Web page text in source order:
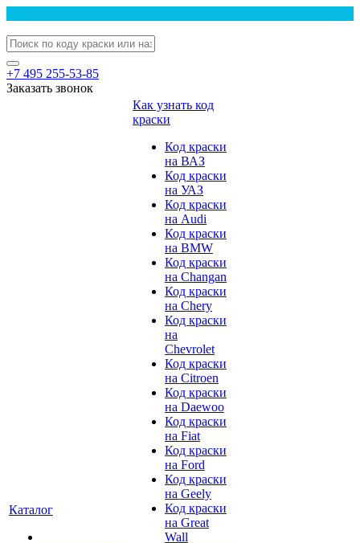
+7 495 255-53-85
Заказать звонок
Каталог
Как узнать код
краски
Код краски
на ВАЗ
Код краски
на УАЗ
Код краски
на Audi
Код краски
на BMW
Код краски
на Changan
Код краски
на Chery
Код краски
на
Chevrolet
Код краски
на Citroen
Код краски
на Daewoo
Код краски
на Fiat
Код краски
на Ford
Код краски
на Geely
Код краски
на Great
Wall